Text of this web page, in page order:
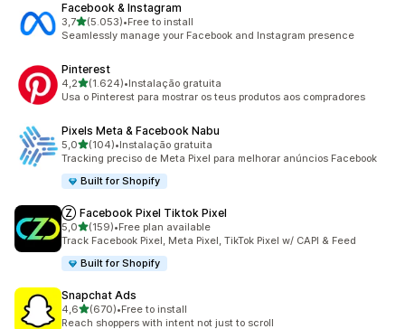
Facebook & Instagram
3,7de 5 estrelas
(5.053)
5053 total de avaliações
•Free to install
Seamlessly manage your Facebook and Instagram presence
Pinterest
4,2de 5 estrelas
(1.624)
1624 total de avaliações
•Instalação gratuita
Usa o Pinterest para mostrar os teus produtos aos compradores
Pixels Meta & Facebook Nabu
5,0de 5 estrelas
(104)
104 total de avaliações
•Instalação gratuita
Tracking preciso de Meta Pixel para melhorar anúncios Facebook
Built for Shopify
Ⓩ Facebook Pixel Tiktok Pixel
5,0de 5 estrelas
(159)
159 total de avaliações
•Free plan available
Track Facebook Pixel, Meta Pixel, TikTok Pixel w/ CAPI & Feed
Built for Shopify
Snapchat Ads
4,6de 5 estrelas
(670)
670 total de avaliações
•Free to install
Reach shoppers with intent not just to scroll